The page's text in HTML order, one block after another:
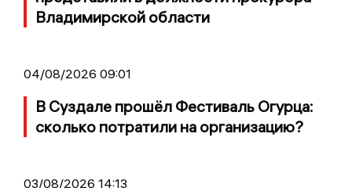
Владимирской области
04/08/2026 09:01
В Суздале прошёл Фестиваль Огурца:
сколько потратили на организацию?
03/08/2026 14:13